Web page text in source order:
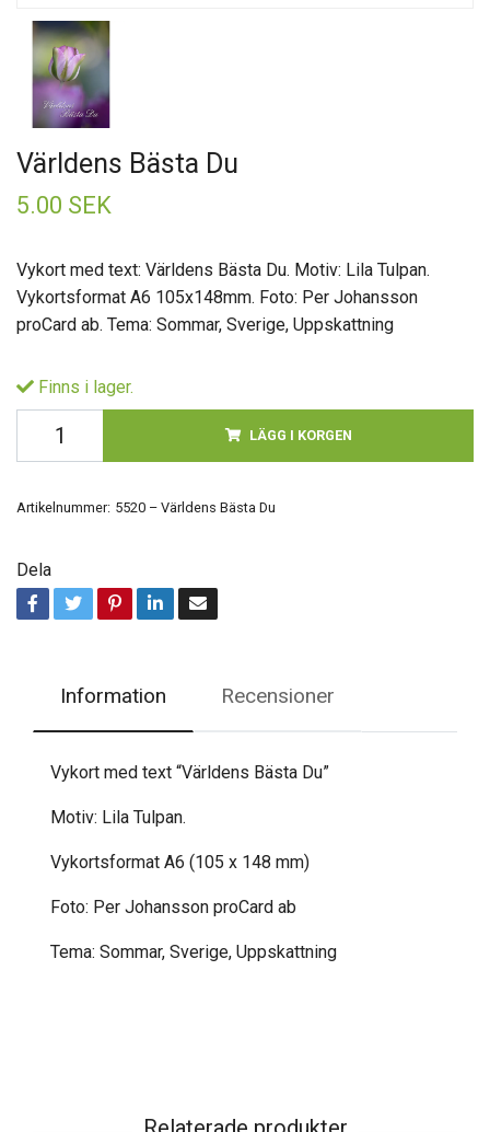
Världens Bästa Du
5.00 SEK
Vykort med text: Världens Bästa Du. Motiv: Lila Tulpan.
Vykortsformat A6 105x148mm. Foto: Per Johansson
proCard ab. Tema: Sommar, Sverige, Uppskattning
Finns i lager.
LÄGG I KORGEN
Artikelnummer: 5520 – Världens Bästa Du
Dela
Information Recensioner
Vykort med text “Världens Bästa Du”
Motiv: Lila Tulpan.
Vykortsformat A6 (105 x 148 mm)
Foto: Per Johansson proCard ab
Tema: Sommar, Sverige, Uppskattning